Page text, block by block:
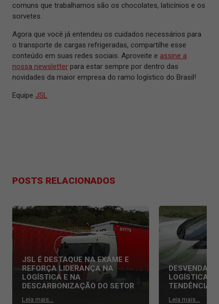
comuns que trabalhamos são os chocolates, laticínios e os
sorvetes.
Agora que você já entendeu os cuidados necessários para
o transporte de cargas refrigeradas, compartilhe esse
conteúdo em suas redes sociais. Aproveite e assine a
nossa newsletter para estar sempre por dentro das
novidades da maior empresa do ramo logístico do Brasil!
Equipe JSL
POSTS RELACIONADOS
JSL É DESTAQUE NA EXAME E
REFORÇA LIDERANÇA NA
LOGÍSTICA E NA
DESCARBONIZAÇÃO DO SETOR
Leia mais...
LOGÍSTICA:
TENDÊNCIAS
Leia mais...